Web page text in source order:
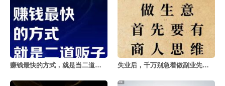
赚钱最快的方式，就是当二道贩子 失业后，千万别急着做副业先理清思路